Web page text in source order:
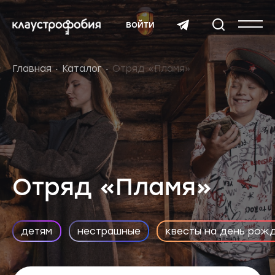
войти
Главная Каталог Отряд «Пламя»
Отряд «Пламя»
детям нестрашные квесты на день